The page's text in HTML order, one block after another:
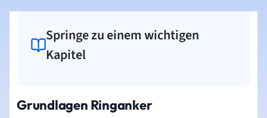
Springe zu einem wichtigen
Kapitel
Grundlagen Ringanker